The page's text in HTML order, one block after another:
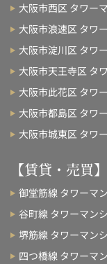
大阪市西区 タワー
大阪市浪速区 タワ
大阪市淀川区 タワ
大阪市天王寺区 タ
大阪市此花区 タワ
大阪市都島区 タワ
大阪市城東区 タワ
【賃貸・売買
御堂筋線 タワーマ
谷町線 タワーマン
堺筋線 タワーマン
四つ橋線 タワーマ